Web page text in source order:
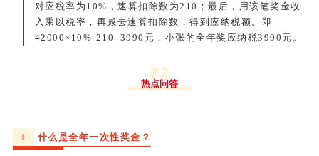
对应税率为10%，速算扣除数为210；最后，用该笔奖金收
入乘以税率，再减去速算扣除数，得到应纳税额。即
42000×10%-210=3990元，小张的全年奖应纳税3990元。
02
热点问答
1 什么是全年一次性奖金？